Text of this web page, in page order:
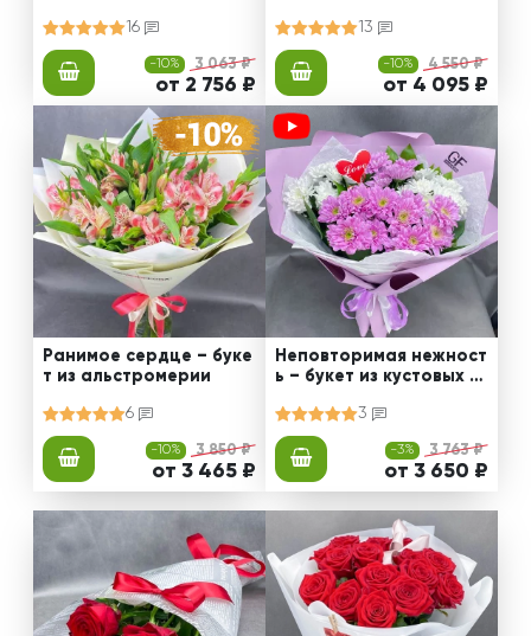
16
-10% 3 063 ₽
от 2 756 ₽
13
-10% 4 550 ₽
от 4 095 ₽
Ранимое сердце – буке
т из альстромерии
6
-10% 3 850 ₽
от 3 465 ₽
Неповторимая нежност
ь – букет из кустовых х
3
-3% 3 763 ₽
от 3 650 ₽